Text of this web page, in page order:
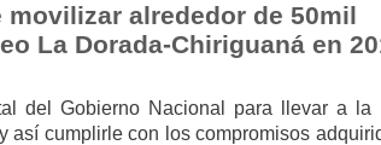
alrededor de 50mil
La Dorada-Chiriguaná en
del Gobierno Nacional para llevar a la
así cumplirle con los compromisos